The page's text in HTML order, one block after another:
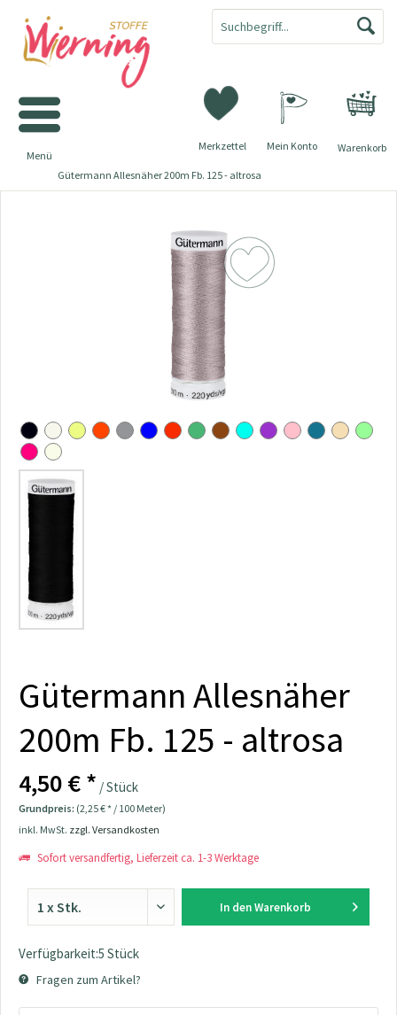
Warenkorb
Merkzettel Mein Konto
Menü
Gütermann Allesnäher 200m Fb. 125 - altrosa
Gütermann Allesnäher
200m Fb. 125 - altrosa
4,50 € * / Stück
Grundpreis: (2,25 € * / 100 Meter)
inkl. MwSt. zzgl. Versandkosten
Sofort versandfertig, Lieferzeit ca. 1-3 Werktage
In den Warenkorb
Verfügbarkeit:5 Stück
Fragen zum Artikel?